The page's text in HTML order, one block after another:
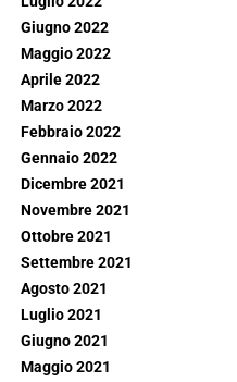
Giugno 2022
Maggio 2022
Aprile 2022
Marzo 2022
Febbraio 2022
Gennaio 2022
Dicembre 2021
Novembre 2021
Ottobre 2021
Settembre 2021
Agosto 2021
Luglio 2021
Giugno 2021
Maggio 2021